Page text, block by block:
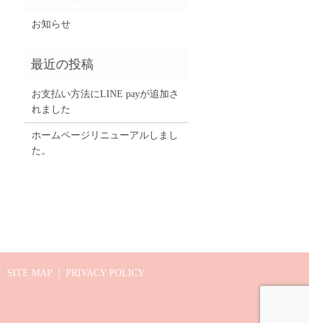
お知らせ
お支払い方法にLINE payが追加さ
れました
ホームページリニューアルしまし
た。
SITE MAP PRIVACY POLICY